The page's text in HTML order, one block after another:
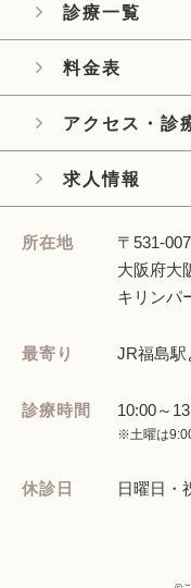
診療一覧
料金表
アクセス・診
求人情報
所在地
〒531-
大阪府大
キリンパ
最寄り JR福島駅
診療時間 10:00～
※土曜は
休診日 日曜日・